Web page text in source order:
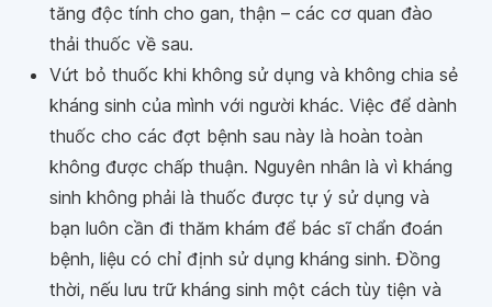
tăng độc tính cho gan, thận – các cơ quan đào
thải thuốc về sau.
Vứt bỏ thuốc khi không sử dụng và không chia sẻ
kháng sinh của mình với người khác. Việc để dành
thuốc cho các đợt bệnh sau này là hoàn toàn
không được chấp thuận. Nguyên nhân là vì kháng
sinh không phải là thuốc được tự ý sử dụng và
bạn luôn cần đi thăm khám để bác sĩ chẩn đoán
bệnh, liệu có chỉ định sử dụng kháng sinh. Đồng
thời, nếu lưu trữ kháng sinh một cách tùy tiện và